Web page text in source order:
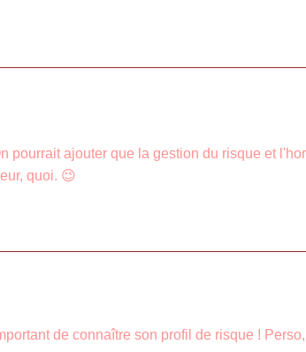
pourrait ajouter que la gestion du risque et
quoi. 😉
de connaître son profil de risque !